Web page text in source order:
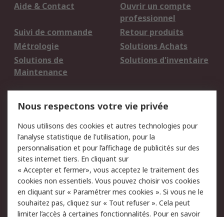
Aide & Contact
Ouvrir un compte
professionnel
Suivi de commande
Retour produits
Métrologie
Solutions Achats
Solutions de
Maintenance
Solutions d'inventaire
du site
Politique de protection
des données - Mise à
jour
Sécurité des E-mails
Conditions générales
de vente
Politique anti-
corruption
Campagnes marketing
Nous respectons votre vie privée
Nous utilisons des cookies et autres technologies pour
l'analyse statistique de l'utilisation, pour la
personnalisation et pour l’affichage de publicités sur des
sites internet tiers. En cliquant sur
« Accepter et fermer», vous acceptez le traitement des
cookies non essentiels. Vous pouvez choisir vos cookies
en cliquant sur « Paramétrer mes cookies ». Si vous ne le
souhaitez pas, cliquez sur « Tout refuser ». Cela peut
limiter l’accès à certaines fonctionnalités. Pour en savoir